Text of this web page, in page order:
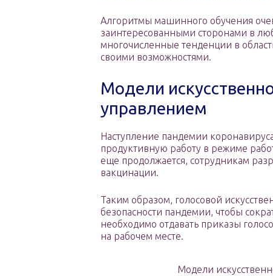
Алгоритмы машинного обучения
заинтересованными сторонами в
многочисленные тенденции в
своими возможностями.
Модели
управлением
Наступление пандемии
продуктивную работу в режиме
еще продолжается, сотрудникам
вакцинации.
Таким образом, голосовой
безопасности пандемии, чтобы
необходимо отдавать приказы
на рабочем месте.
Модели